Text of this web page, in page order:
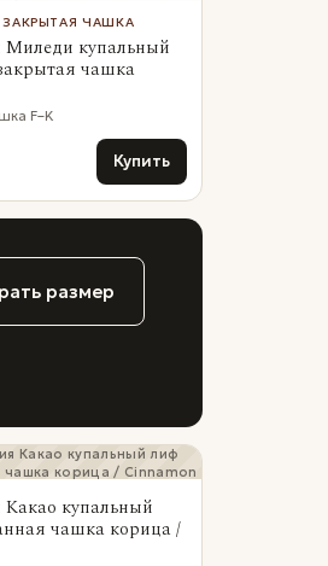
ЗАКРЫТАЯ ЧАШКА
Миледи купальный
чашка
F–K
Купить
размер
купальный
чашка корица /